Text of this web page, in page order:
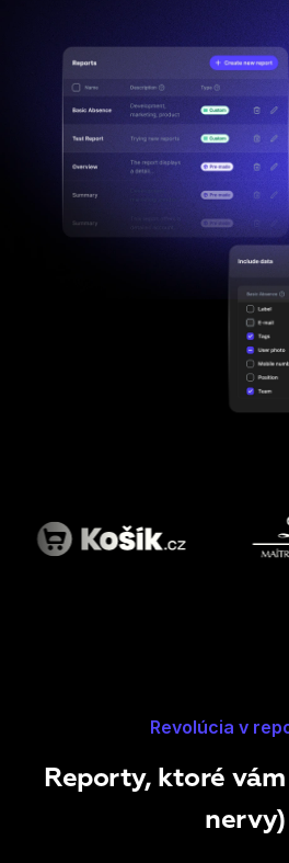
Revolúcia v
Reporty, ktoré
nervy)